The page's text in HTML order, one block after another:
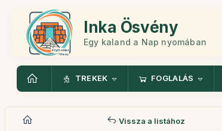
Inka Ösvény
Egy kaland a Nap nyomában
TREKEK FOGLALÁS
Vissza a listához